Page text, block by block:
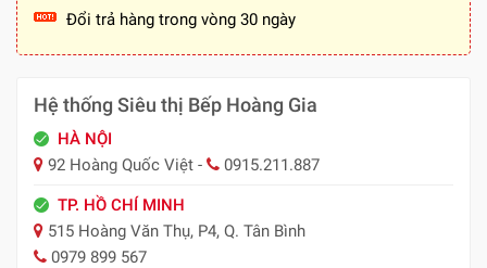
Đổi trả hàng trong vòng 30 ngày
Hệ thống Siêu thị Bếp Hoàng Gia
HÀ NỘI
92 Hoàng Quốc Việt -
0915.211.887
TP. HỒ CHÍ MINH
515 Hoàng Văn Thụ, P4, Q. Tân Bình
0979 899 567